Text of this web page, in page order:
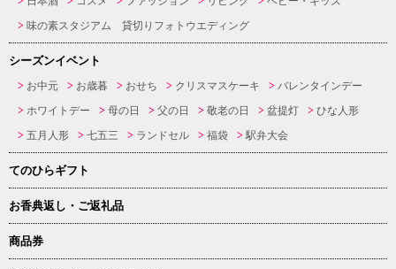
味の素スタジアム 貸切りフォトウエディング
シーズンイベント
お中元 お歳暮 おせち クリスマスケーキ
バレンタインデー
ホワイトデー
母の日 父の日 敬老の日 盆提灯
ひな人形
五月人形
七五三 ランドセル 福袋 駅弁大会
てのひらギフト
お香典返し・ご返礼品
商品券